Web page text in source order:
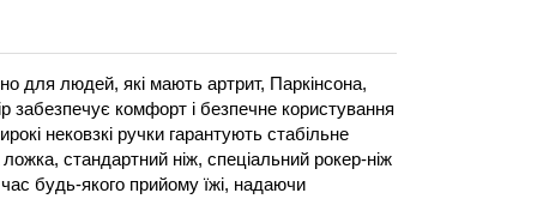
для людей, які мають артрит, Паркінсона,
забезпечує комфорт і безпечне користування
нековзкі ручки гарантують стабільне
стандартний ніж, спеціальний рокер-ніж
будь-якого прийому їжі, надаючи